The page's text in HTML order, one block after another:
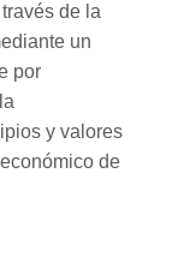
de la
un
por
y valores
de